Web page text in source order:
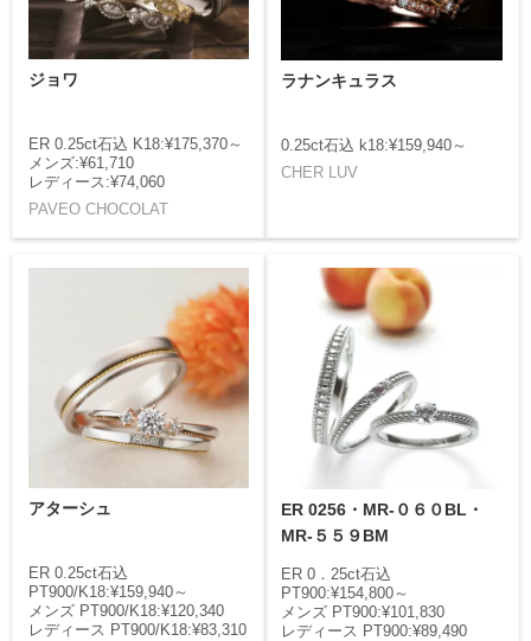
ジョワ
ER 0.25ct石込 K18:¥175,370～
メンズ:¥61,710
レディース:¥74,060
PAVEO CHOCOLAT
ラナンキュラス
0.25ct石込 k18:¥159,940～
CHER LUV
アターシュ
ER 0.25ct石込
PT900/K18:¥159,940～
メンズ PT900/K18:¥120,340
レディース PT900/K18:¥83,310
ER 0256・MR-０６０BL・
MR-５５９BM
ER 0．25ct石込
PT900:¥154,800～
メンズ PT900:¥101,830
レディース PT900:¥89,490